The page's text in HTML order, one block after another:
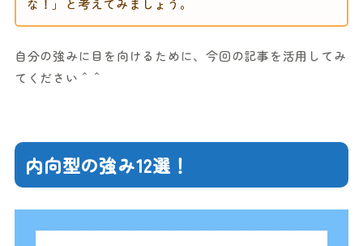
自分の強みに目を向けるために、今回の記事を活用してみ
てください＾＾
内向型の強み12選！